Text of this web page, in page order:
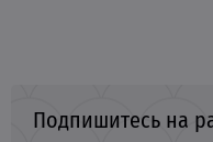
Подпишитесь на